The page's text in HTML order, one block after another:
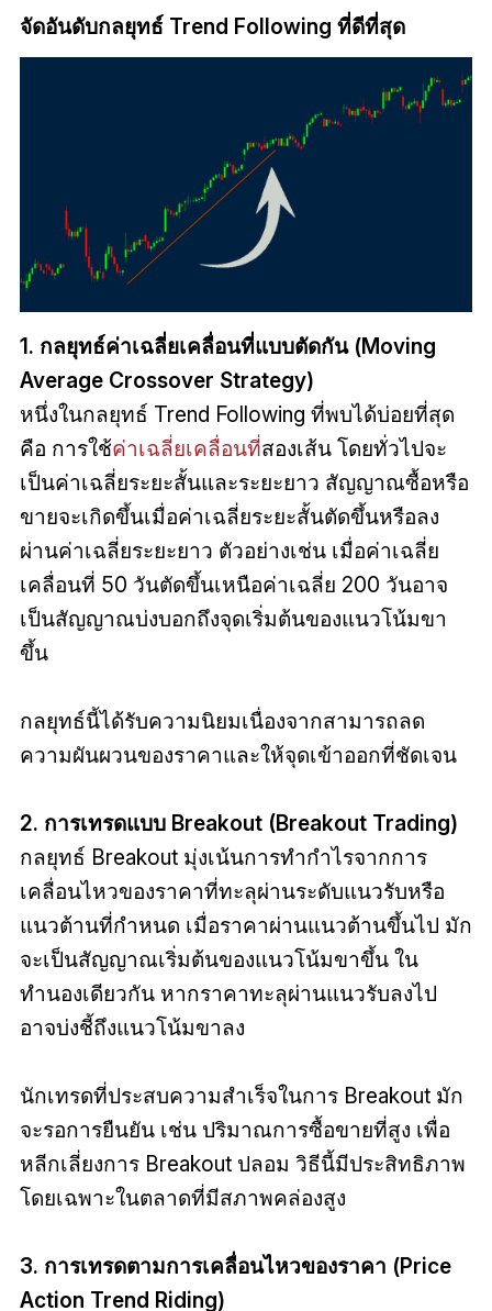
จัดอันดับกลยุทธ์ Trend Following ที่ดีที่สุด
1. กลยุทธ์ค่าเฉลี่ยเคลื่อนที่แบบตัดกัน (Moving
Average Crossover Strategy)
หนึ่งในกลยุทธ์ Trend Following ที่พบได้บ่อยที่สุด
คือ การใช้ค่าเฉลี่ยเคลื่อนที่สองเส้น โดยทั่วไปจะ
เป็นค่าเฉลี่ยระยะสั้นและระยะยาว สัญญาณซื้อหรือ
ขายจะเกิดขึ้นเมื่อค่าเฉลี่ยระยะสั้นตัดขึ้นหรือลง
ผ่านค่าเฉลี่ยระยะยาว ตัวอย่างเช่น เมื่อค่าเฉลี่ย
เคลื่อนที่ 50 วันตัดขึ้นเหนือค่าเฉลี่ย 200 วันอาจ
เป็นสัญญาณบ่งบอกถึงจุดเริ่มต้นของแนวโน้มขา
ขึ้น
กลยุทธ์นี้ได้รับความนิยมเนื่องจากสามารถลด
ความผันผวนของราคาและให้จุดเข้าออกที่ชัดเจน
2. การเทรดแบบ Breakout (Breakout Trading)
กลยุทธ์ Breakout มุ่งเน้นการทำกำไรจากการ
เคลื่อนไหวของราคาที่ทะลุผ่านระดับแนวรับหรือ
แนวต้านที่กำหนด เมื่อราคาผ่านแนวต้านขึ้นไป มัก
จะเป็นสัญญาณเริ่มต้นของแนวโน้มขาขึ้น ใน
ทำนองเดียวกัน หากราคาทะลุผ่านแนวรับลงไป
อาจบ่งชี้ถึงแนวโน้มขาลง
นักเทรดที่ประสบความสำเร็จในการ Breakout มัก
จะรอการยืนยัน เช่น ปริมาณการซื้อขายที่สูง เพื่อ
หลีกเลี่ยงการ Breakout ปลอม วิธีนี้มีประสิทธิภาพ
โดยเฉพาะในตลาดที่มีสภาพคล่องสูง
3. การเทรดตามการเคลื่อนไหวของราคา (Price
Action Trend Riding)